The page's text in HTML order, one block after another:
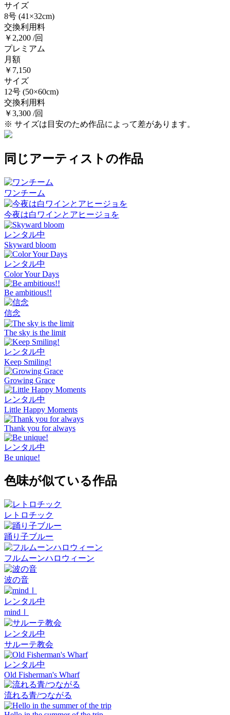
サイズ
8号 (41×32cm)
交換利用料
￥2,200 /回
プレミアム
月額
￥7,150
サイズ
12号 (50×60cm)
交換利用料
￥3,300 /回
※ サイズは目安のため作品によって差があります。
同じアーティストの作品
ワンチーム
今夜は白ワインとアヒージョを
レンタル中
Skyward bloom
レンタル中
Color Your Days
Be ambitious!!
信念
The sky is the limit
レンタル中
Keep Smiling!
Growing Grace
レンタル中
Little Happy Moments
Thank you for always
レンタル中
Be unique!
色味が似ている作品
レトロチック
踊り子ブルー
フルムーンハロウィーン
波の音
レンタル中
mindⅠ
レンタル中
サルーテ教会
レンタル中
Old Fisherman's Wharf
流れる青/つながる